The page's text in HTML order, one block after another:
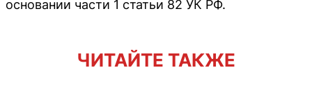
основании части 1 статьи 82 УК РФ.
ЧИТАЙТЕ ТАКЖЕ